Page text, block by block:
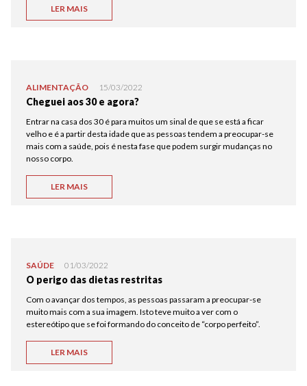
LER MAIS
ALIMENTAÇÃO 15/03/2022
Cheguei aos 30 e agora?
Entrar na casa dos 30 é para muitos um sinal de que se está a ficar
velho e é a partir desta idade que as pessoas tendem a preocupar-se
mais com a saúde, pois é nesta fase que podem surgir mudanças no
nosso corpo.
LER MAIS
SAÚDE 01/03/2022
O perigo das dietas restritas
Com o avançar dos tempos, as pessoas passaram a preocupar-se
muito mais com a sua imagem. Isto teve muito a ver com o
estereótipo que se foi formando do conceito de “corpo perfeito”.
LER MAIS